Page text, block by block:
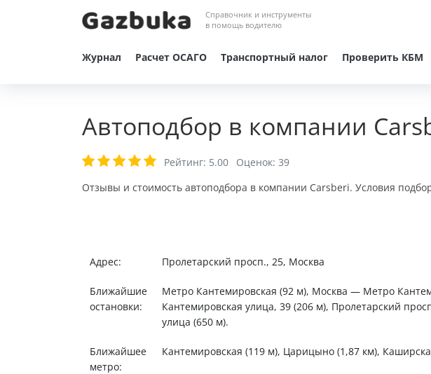
Справочник и инструменты
в помощь водителю
Журнал Расчет ОСАГО Транспортный налог Проверить КБМ
Автоподбор в компании
Рейтинг: 5.00 Оценок: 39
Отзывы и стоимость автоподбора в компании Carsberi. Условия
Адрес: Пролетарский просп., 25, Москва
Ближайшие
остановки:
Метро Кантемировская (92 м), Москва — Метро
Кантемировская улица, 39 (206 м), Пролетарский
улица (650 м).
Ближайшее
метро:
Кантемировская (119 м), Царицыно (1,87 км),